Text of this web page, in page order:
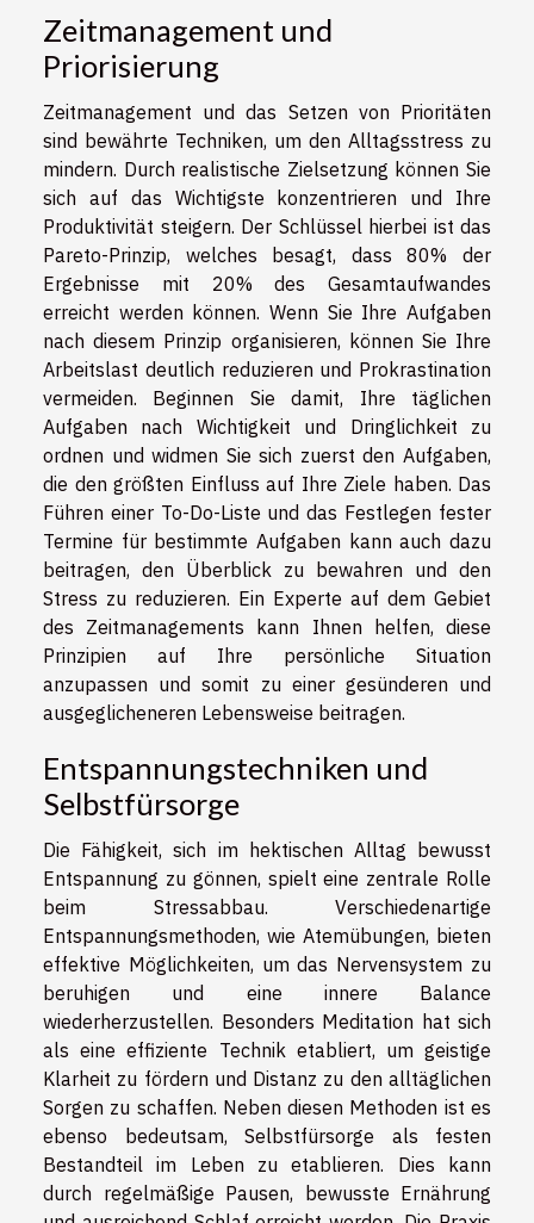
Zeitmanagement und
Priorisierung
Zeitmanagement und das Setzen von Prioritäten
sind bewährte Techniken, um den Alltagsstress zu
mindern. Durch realistische Zielsetzung können Sie
sich auf das Wichtigste konzentrieren und Ihre
Produktivität steigern. Der Schlüssel hierbei ist das
Pareto-Prinzip, welches besagt, dass 80% der
Ergebnisse mit 20% des Gesamtaufwandes
erreicht werden können. Wenn Sie Ihre Aufgaben
nach diesem Prinzip organisieren, können Sie Ihre
Arbeitslast deutlich reduzieren und Prokrastination
vermeiden. Beginnen Sie damit, Ihre täglichen
Aufgaben nach Wichtigkeit und Dringlichkeit zu
ordnen und widmen Sie sich zuerst den Aufgaben,
die den größten Einfluss auf Ihre Ziele haben. Das
Führen einer To-Do-Liste und das Festlegen fester
Termine für bestimmte Aufgaben kann auch dazu
beitragen, den Überblick zu bewahren und den
Stress zu reduzieren. Ein Experte auf dem Gebiet
des Zeitmanagements kann Ihnen helfen, diese
Prinzipien auf Ihre persönliche Situation
anzupassen und somit zu einer gesünderen und
ausgeglicheneren Lebensweise beitragen.
Entspannungstechniken und
Selbstfürsorge
Die Fähigkeit, sich im hektischen Alltag bewusst
Entspannung zu gönnen, spielt eine zentrale Rolle
beim Stressabbau. Verschiedenartige
Entspannungsmethoden, wie Atemübungen, bieten
effektive Möglichkeiten, um das Nervensystem zu
beruhigen und eine innere Balance
wiederherzustellen. Besonders Meditation hat sich
als eine effiziente Technik etabliert, um geistige
Klarheit zu fördern und Distanz zu den alltäglichen
Sorgen zu schaffen. Neben diesen Methoden ist es
ebenso bedeutsam, Selbstfürsorge als festen
Bestandteil im Leben zu etablieren. Dies kann
durch regelmäßige Pausen, bewusste Ernährung